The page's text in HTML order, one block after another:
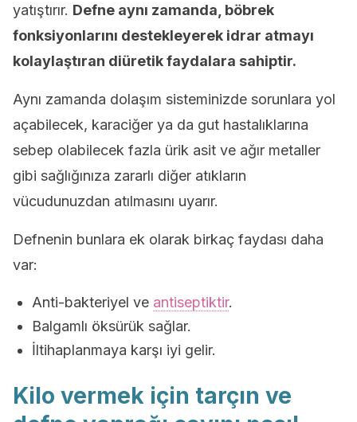
yatıştırır. Defne aynı zamanda, böbrek
fonksiyonlarını destekleyerek idrar atmayı
kolaylaştıran diüretik faydalara sahiptir.
Aynı zamanda dolaşım sisteminizde sorunlara yol
açabilecek, karaciğer ya da gut hastalıklarına
sebep olabilecek fazla ürik asit ve ağır metaller
gibi sağlığınıza zararlı diğer atıkların
vücudunuzdan atılmasını uyarır.
Defnenin bunlara ek olarak birkaç faydası daha
var:
Anti-bakteriyel ve antiseptiktir.
Balgamlı öksürük sağlar.
İltihaplanmaya karşı iyi gelir.
Kilo vermek için tarçın ve